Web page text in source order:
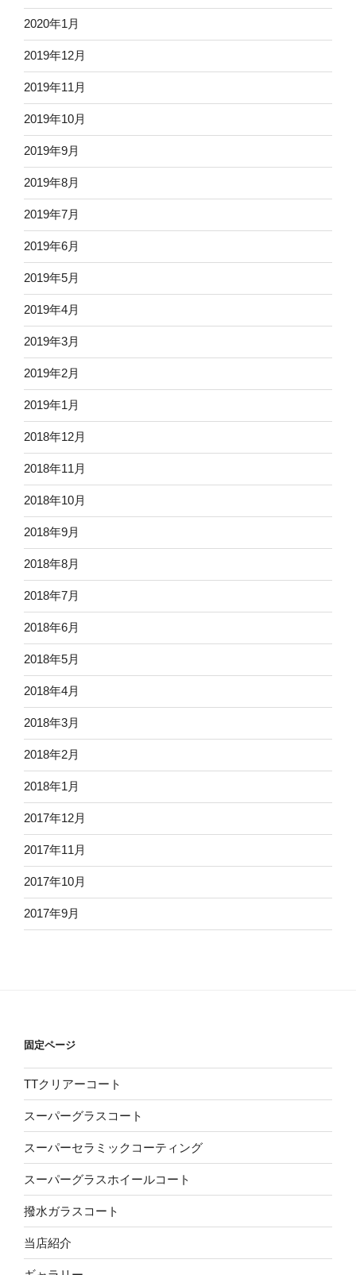
2020年1月
2019年12月
2019年11月
2019年10月
2019年9月
2019年8月
2019年7月
2019年6月
2019年5月
2019年4月
2019年3月
2019年2月
2019年1月
2018年12月
2018年11月
2018年10月
2018年9月
2018年8月
2018年7月
2018年6月
2018年5月
2018年4月
2018年3月
2018年2月
2018年1月
2017年12月
2017年11月
2017年10月
2017年9月
固定ページ
TTクリアーコート
スーパーグラスコート
スーパーセラミックコーティング
スーパーグラスホイールコート
撥水ガラスコート
当店紹介